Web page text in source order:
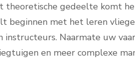
theoretische gedeelte komt
beginnen met het leren
instructeurs. Naarmate uw
en meer complexe